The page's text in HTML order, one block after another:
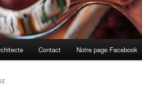
Contact Notre page Facebook